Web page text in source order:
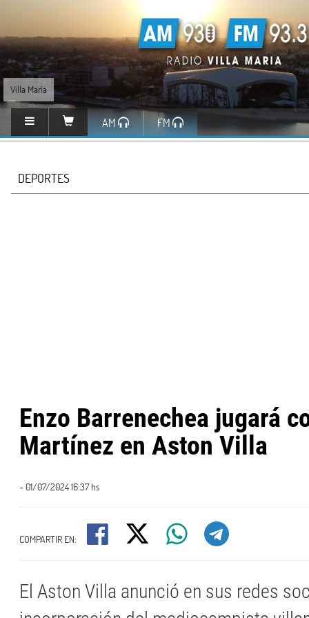
Villa María
AM FM
DEPORTES
Enzo Barrenechea jugará
Martínez en Aston Villa
- 01/07/2024 16:37 hs
COMPARTIR EN:
El Aston Villa anunció en sus redes